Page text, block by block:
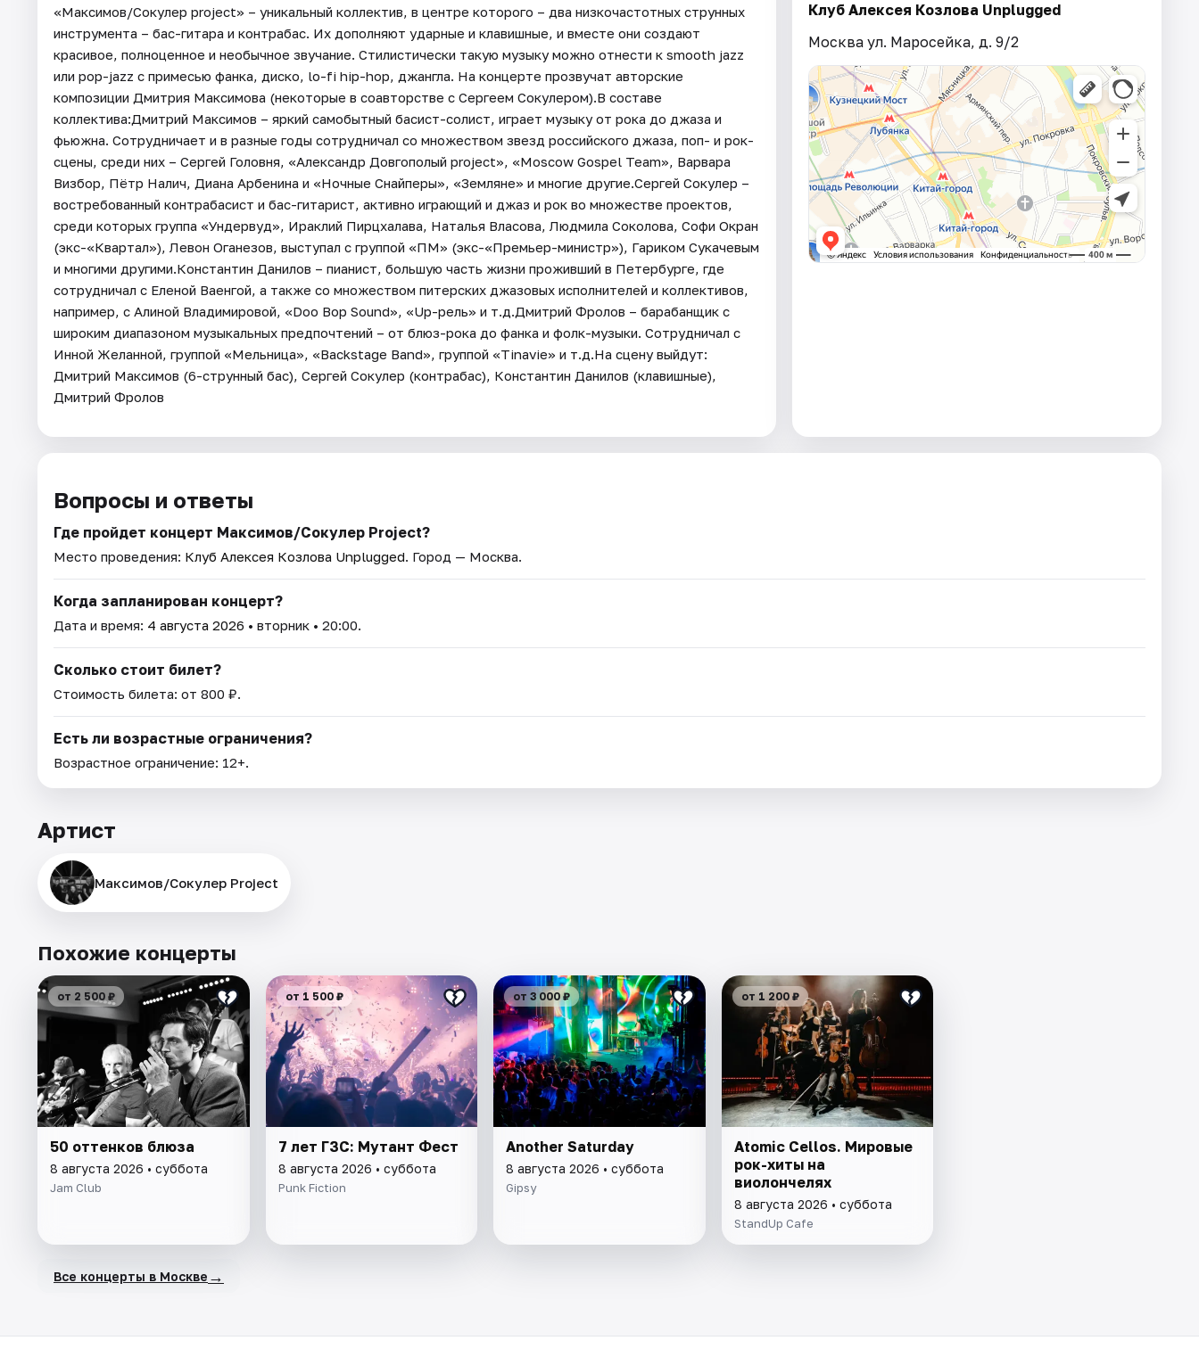
«Максимов/Сокулер project» – уникальный коллектив, в центре которого – два низкочастотных струнных
инструмента – бас-гитара и контрабас. Их дополняют ударные и клавишные, и вместе они создают
красивое, полноценное и необычное звучание. Стилистически такую музыку можно отнести к smooth jazz
или pop-jazz с примесью фанка, диско, lo-fi hip-hop, джангла. На концерте прозвучат авторские
композиции Дмитрия Максимова (некоторые в соавторстве с Сергеем Сокулером).В составе
коллектива:Дмитрий Максимов – яркий самобытный басист-солист, играет музыку от рока до джаза и
фьюжна. Сотрудничает и в разные годы сотрудничал со множеством звезд российского джаза, поп- и рок-
сцены, среди них – Сергей Головня, «Александр Довгополый project», «Moscow Gospel Team», Варвара
Визбор, Пётр Налич, Диана Арбенина и «Ночные Снайперы», «Земляне» и многие другие.Сергей Сокулер –
востребованный контрабасист и бас-гитарист, активно играющий и джаз и рок во множестве проектов,
среди которых группа «Ундервуд», Ираклий Пирцхалава, Наталья Власова, Людмила Соколова, Софи Окран
(экс-«Квартал»), Левон Оганезов, выступал с группой «ПМ» (экс-«Премьер-министр»), Гариком Сукачевым
и многими другими.Константин Данилов – пианист, большую часть жизни проживший в Петербурге, где
сотрудничал с Еленой Ваенгой, а также со множеством питерских джазовых исполнителей и коллективов,
например, с Алиной Владимировой, «Doo Bop Sound», «Up-рель» и т.д.Дмитрий Фролов – барабанщик с
широким диапазоном музыкальных предпочтений – от блюз-рока до фанка и фолк-музыки. Сотрудничал с
Инной Желанной, группой «Мельница», «Backstage Band», группой «Tinavie» и т.д.На сцену выйдут:
Дмитрий Максимов (6-струнный бас), Сергей Сокулер (контрабас), Константин Данилов (клавишные),
Дмитрий Фролов
Клуб Алексея Козлова Unplugged
Москва ул. Маросейка, д. 9/2
Вопросы и ответы
Где пройдет концерт Максимов/Сокулер Project?
Место проведения: Клуб Алексея Козлова Unplugged. Город — Москва.
Когда запланирован концерт?
Дата и время: 4 августа 2026 • вторник • 20:00.
Сколько стоит билет?
Стоимость билета: от 800 ₽.
Есть ли возрастные ограничения?
Возрастное ограничение: 12+.
Артист
Максимов/Сокулер Project
Похожие концерты
от 2 500 ₽
50 оттенков блюза
8 августа 2026 • суббота
Jam Club
от 1 500 ₽
7 лет ГЗС: Мутант Фест
8 августа 2026 • суббота
Punk Fiction
от 3 000 ₽
Another Saturday
8 августа 2026 • суббота
Gipsy
от 1 200 ₽
Atomic Cellos. Мировые
рок-хиты на
виолончелях
8 августа 2026 • суббота
StandUp Cafe
Все концерты в Москве →